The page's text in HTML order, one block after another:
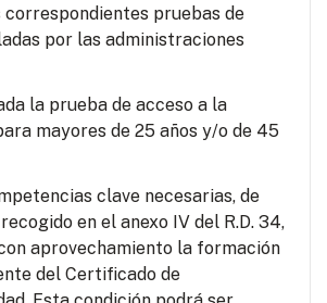
correspondientes pruebas de
por las administraciones
la prueba de acceso a la
mayores de 25 años y/o de 45
clave necesarias, de
en el anexo IV del R.D. 34,
aprovechamiento la formación
del Certificado de